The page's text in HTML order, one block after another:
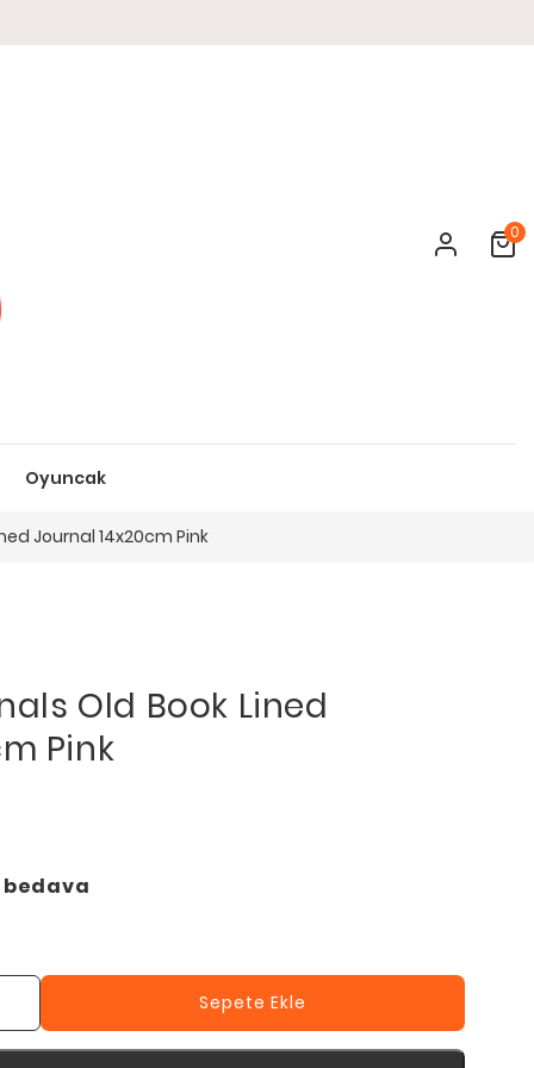
Oyuncak
Cart
0
Journal 14x20cm Pink
Old Book Lined
Pink
bedava
Sepete Ekle